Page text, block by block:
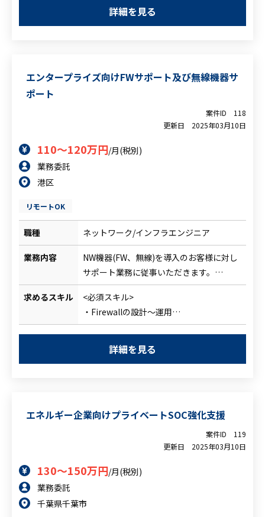
本的にリスク評価の判断はお客様が行いま
すので、判断材料をレポートして上げる業
・システムレビューの受付、問い合わせ対
に打ち合わせは設定するルールあり）
・システム設計の理解（レビュー対象のシ
要を理解する）
定
・インフラ全般（NW、サーバ、クラウド
・情報セキュリティに関する基本的な知識
・リスクアセスメント、システム監査など
詳細を見る
エンタープライズ向けFWサポート及び無線機器サ
ポート
案件ID
118
更新日
2025年03月10日
110～120万円/月(税別)
業務委託
港区
リモートOK
職種 ネットワーク/インフラエンジニア
業務内容
NW機器(FW、無線)を導入のお客様に対し
サポート業務に従事いただきます。
※Cisco機器がメインです。
サポート内容はポリシーの策定から運用ま
で多岐にわたります。
求めるスキル
<必須スキル>
・Firewallの設計～運用
・FirePowerの知見
・要件定義フェーズの経験
・NW Securityの知見
詳細を見る
エネルギー企業向けプライベートSOC強化支援
案件ID
119
更新日
2025年03月10日
130～150万円/月(税別)
業務委託
千葉県千葉市